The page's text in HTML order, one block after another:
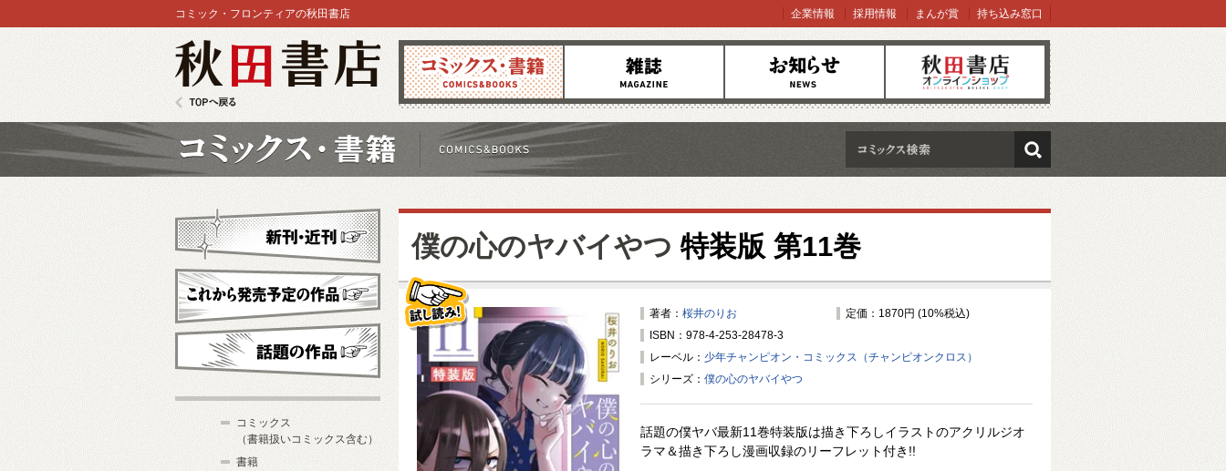
コミックス 雑誌 お知らせ オンラインショップ
コミック・フロンティアの秋田書店 企業情報 採用情報 まんが賞 持ち込み窓口
検索
僕の心のヤバイやつ 特装版 第11巻
著者： 桜井のりお
定価：1870円 (10%税込)
ISBN：978-4-253-28478-3
レーベル： 少年チャンピオン・コミックス（チャンピオンクロス）
シリーズ： 僕の心のヤバイやつ
話題の僕ヤバ最新11巻特装版は描き下ろしイラストのアクリルジオ
ラマ＆描き下ろし漫画収録のリーフレット付き!!
新刊・近刊
これから発売予定
コミックス
（書籍扱いコミックス含む）
書籍